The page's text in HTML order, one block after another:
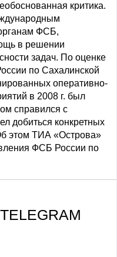
критика.
ФСБ,
в решении
задач. По оценке
по Сахалинской
оперативно-
в 2008 г. был
справился с
добиться конкретных
этом ТИА «Острова»
ФСБ России по